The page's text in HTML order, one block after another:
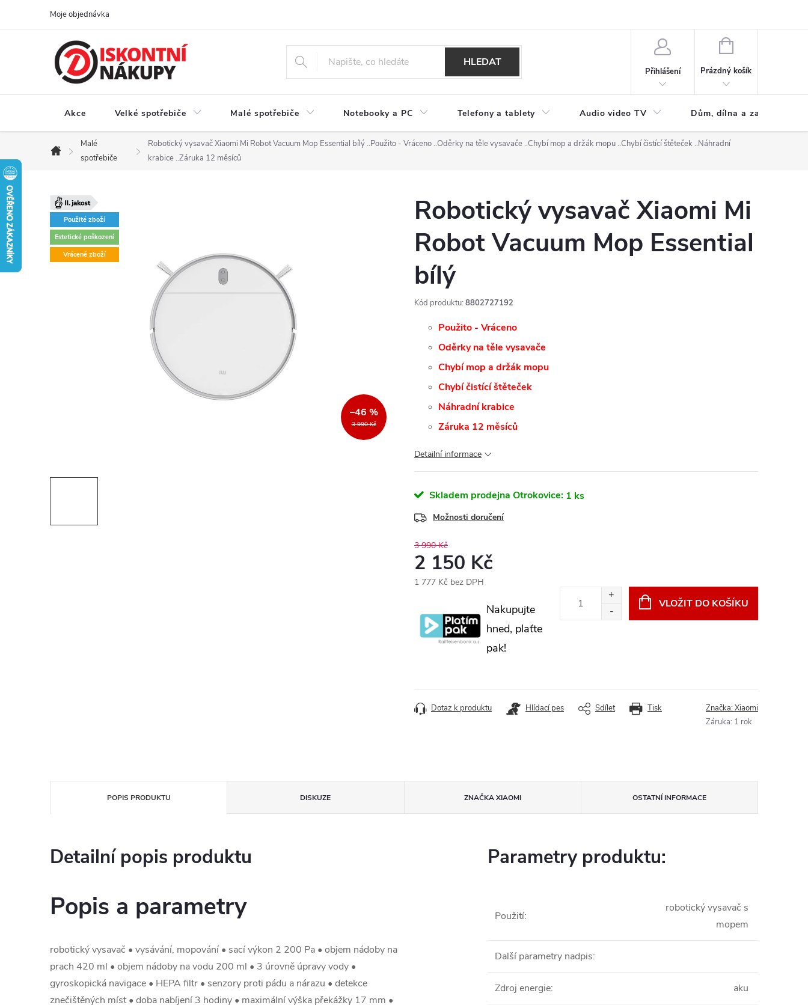
Moje objednávka
HLEDAT
Přihlášení
NÁKUPNÍ
Prázdný košík
Akce Velké spotřebiče Malé spotřebiče Notebooky a PC Telefony a tablety Audio video TV Dům, dílna a zahrada
Domů
Malé
spotřebiče
Robotický vysavač Xiaomi Mi Robot Vacuum Mop Essential bílý..Použito - Vráceno ..Oděrky na těle vysavače ..Chybí mop a držák mopu ..Chybí čistící štěteček ..Náhradní
krabice ..Záruka 12 měsíců
Použité zboží
Estetické poškození
Vrácené zboží
3 990 Kč
–46 %
Robotický vysavač Xiaomi Mi
Robot Vacuum Mop Essential
bílý
Kód produktu: 8802727192
Použito - Vráceno
Oděrky na těle vysavače
Chybí mop a držák mopu
Chybí čistící štěteček
Náhradní krabice
Záruka 12 měsíců
Detailní informace
Skladem prodejna Otrokovice: 1 ks
Možnosti doručení
3 990 Kč
2 150 Kč
1 777 Kč bez DPH
Nakupujte
hned, plaťte
pak!
VLOŽIT DO KOŠÍKU
Tisk
Dotaz k produktu Hlídací pes Sdílet Značka:Xiaomi
Záruka: 1 rok
POPIS PRODUKTU DISKUZE ZNAČKAXIAOMI OSTATNÍ INFORMACE
Detailní popis produktu
Popis a parametry
robotický vysavač • vysávání, mopování • sací výkon 2 200 Pa • objem nádoby na
prach 420 ml • objem nádoby na vodu 200 ml • 3 úrovně úpravy vody •
gyroskopická navigace • HEPA filtr • senzory proti pádu a nárazu • detekce
znečištěných míst • doba nabíjení 3 hodiny • maximální výška překážky 17 mm •
Parametry produktu:
Použití:
robotický vysavač s
mopem
Další parametry nadpis:
Zdroj energie: aku